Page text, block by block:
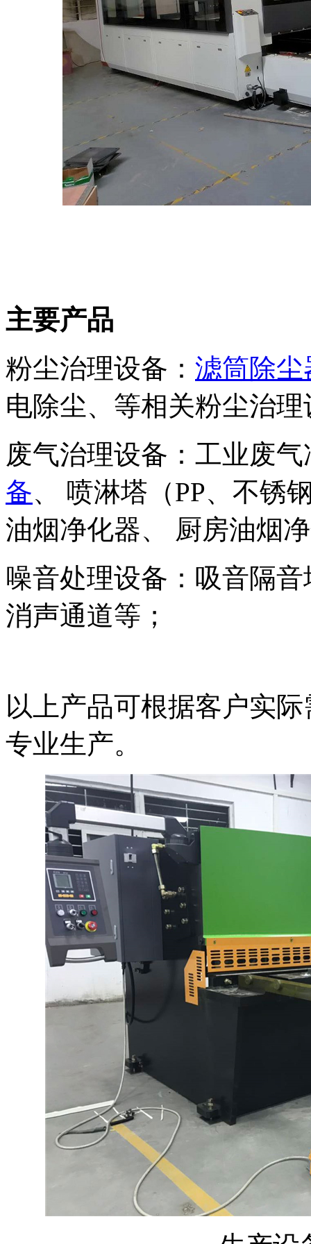
主要产品
粉尘治理设备： 滤筒除尘
电除尘、等相关粉尘治理
废气治理设备：工业废
备、 喷淋塔（PP、不锈
油烟净化器、 厨房油烟
噪音处理设备：吸音隔
消声通道等；
以上产品可根据客户实
专业生产。